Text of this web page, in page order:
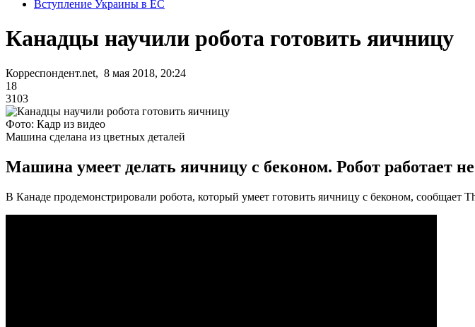
Вступление Украины в ЕС
Канадцы научили робота готовить яичницу
Корреспондент.net, 8 мая 2018, 20:24
18
3103
Фото: Кадр из видео
Машина сделана из цветных деталей
Машина умеет делать яичницу с беконом. Робот работает
В Канаде продемонстрировали робота, который умеет готовить яичницу с беконом, сообщает